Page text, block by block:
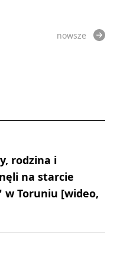
nowsze
rodzina i
na starcie
w Toruniu [wideo,